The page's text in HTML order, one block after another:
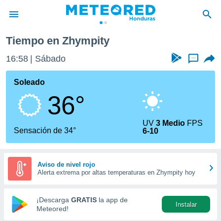
de
ha sido
calidad.
a este
las
y
forma
digital
basada
Tiempo en Zhympity
16:58 Sábado ...
Soleado
36°
Sensación de 34°
UV3 Medio FPS
6-10
Aviso de nivel rojo
Alerta extrema por altas temperaturas en Zhympity hoy
¡Descarga GRATIS la app de
Meteored!
Instalar